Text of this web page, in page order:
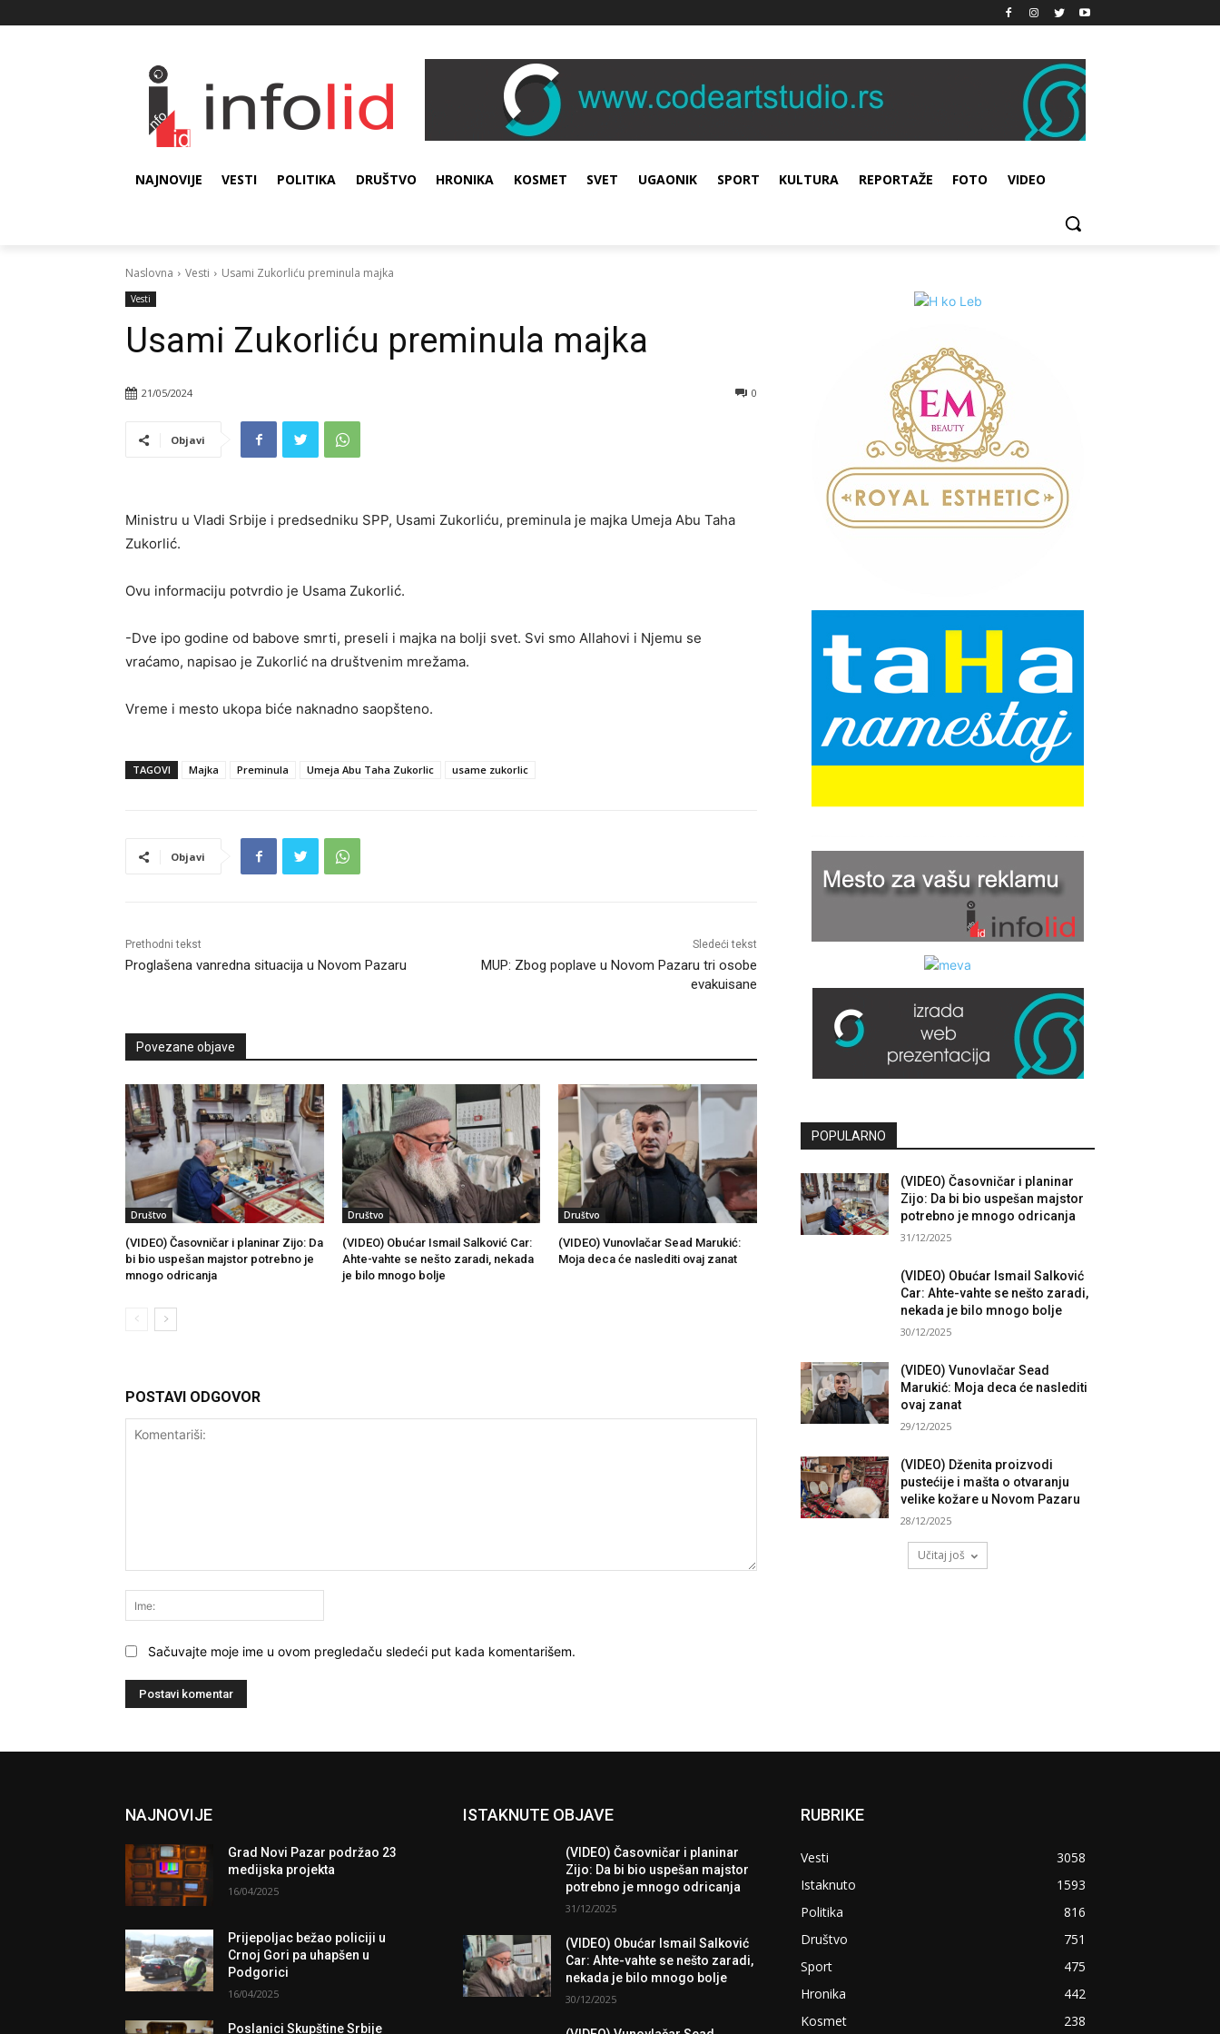
NAJNOVIJE VESTI POLITIKA DRUŠTVO HRONIKA KOSMET SVET UGAONIK SPORT KULTURA REPORTAŽE FOTO VIDEO
Naslovna Vesti Usami Zukorliću preminula majka
Vesti
Usami Zukorliću preminula majka
21/05/2024 0
Objavi
Ministru u Vladi Srbije i predsedniku SPP, Usami Zukorliću, preminula je majka Umeja Abu Taha
Zukorlić.
Ovu informaciju potvrdio je Usama Zukorlić.
-Dve ipo godine od babove smrti, preseli i majka na bolji svet. Svi smo Allahovi i Njemu se
vraćamo, napisao je Zukorlić na društvenim mrežama.
Vreme i mesto ukopa biće naknadno saopšteno.
TAGOVI Majka Preminula Umeja Abu Taha Zukorlic usame zukorlic
Objavi
Prethodni tekst
Proglašena vanredna situacija u Novom Pazaru
Sledeći tekst
MUP: Zbog poplave u Novom Pazaru tri osobe
evakuisane
Povezane objave
Društvo
(VIDEO) Časovničar i planinar Zijo: Da
bi bio uspešan majstor potrebno je
mnogo odricanja
Društvo
(VIDEO) Obućar Ismail Salković Car:
Ahte-vahte se nešto zaradi, nekada
je bilo mnogo bolje
Društvo
(VIDEO) Vunovlačar Sead Marukić:
Moja deca će naslediti ovaj zanat
POSTAVI ODGOVOR
Sačuvajte moje ime u ovom pregledaču sledeći put kada komentarišem.
POPULARNO
(VIDEO) Časovničar i planinar
Zijo: Da bi bio uspešan majstor
potrebno je mnogo odricanja
31/12/2025
(VIDEO) Obućar Ismail Salković
Car: Ahte-vahte se nešto zaradi,
nekada je bilo mnogo bolje
30/12/2025
(VIDEO) Vunovlačar Sead
Marukić: Moja deca će naslediti
ovaj zanat
29/12/2025
(VIDEO) Dženita proizvodi
pustećije i mašta o otvaranju
velike kožare u Novom Pazaru
28/12/2025
Učitaj još
NAJNOVIJE
Grad Novi Pazar podržao 23
medijska projekta
16/04/2025
Prijepoljac bežao policiji u
Crnoj Gori pa uhapšen u
Podgorici
16/04/2025
Poslanici Skupštine Srbije
ISTAKNUTE OBJAVE
(VIDEO) Časovničar i planinar
Zijo: Da bi bio uspešan majstor
potrebno je mnogo odricanja
31/12/2025
(VIDEO) Obućar Ismail Salković
Car: Ahte-vahte se nešto zaradi,
nekada je bilo mnogo bolje
30/12/2025
RUBRIKE
Vesti
3058
Istaknuto
1593
Politika
816
Društvo
751
Sport
475
Hronika
442
Kosmet
238